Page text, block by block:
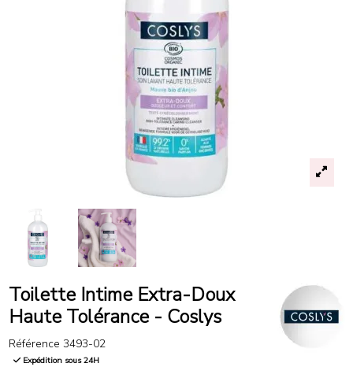
Toilette Intime Extra-Doux
Haute Tolérance - Coslys
Référence 3493-02
Expédition sous 24H